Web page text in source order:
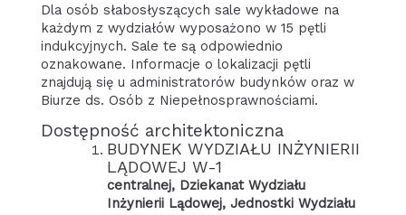
Dla osób słabosłyszących sale wykładowe na
każdym z wydziałów wyposażono w 15 pętli
indukcyjnych. Sale te są odpowiednio
oznakowane. Informacje o lokalizacji pętli
znajdują się u administratorów budynków oraz w
Biurze ds. Osób z Niepełnosprawnościami.
Dostępność architektoniczna
BUDYNEK WYDZIAŁU INŻYNIERII
LĄDOWEJ W-1
centralnej, Dziekanat Wydziału
Inżynierii Lądowej, Jednostki Wydziału